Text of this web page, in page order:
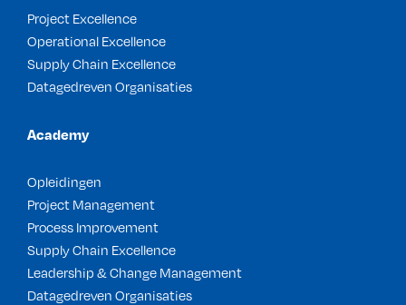
Project Excellence
Operational Excellence
Supply Chain Excellence
Datagedreven Organisaties
Academy
Opleidingen
Project Management
Process Improvement
Supply Chain Excellence
Leadership & Change Management
Datagedreven Organisaties